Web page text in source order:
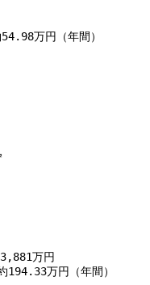
万円